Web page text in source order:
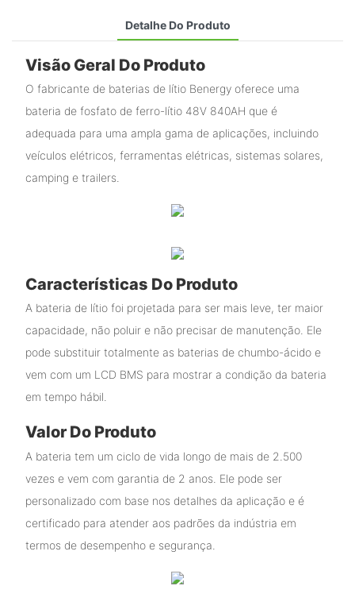
Detalhe Do Produto
Visão Geral Do Produto
O fabricante de baterias de lítio Benergy oferece uma
bateria de fosfato de ferro-lítio 48V 840AH que é
adequada para uma ampla gama de aplicações, incluindo
veículos elétricos, ferramentas elétricas, sistemas solares,
camping e trailers.
Características Do Produto
A bateria de lítio foi projetada para ser mais leve, ter maior
capacidade, não poluir e não precisar de manutenção. Ele
pode substituir totalmente as baterias de chumbo-ácido e
vem com um LCD BMS para mostrar a condição da bateria
em tempo hábil.
Valor Do Produto
A bateria tem um ciclo de vida longo de mais de 2.500
vezes e vem com garantia de 2 anos. Ele pode ser
personalizado com base nos detalhes da aplicação e é
certificado para atender aos padrões da indústria em
termos de desempenho e segurança.